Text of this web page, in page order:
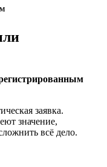
заявка.
значение,
всё дело.